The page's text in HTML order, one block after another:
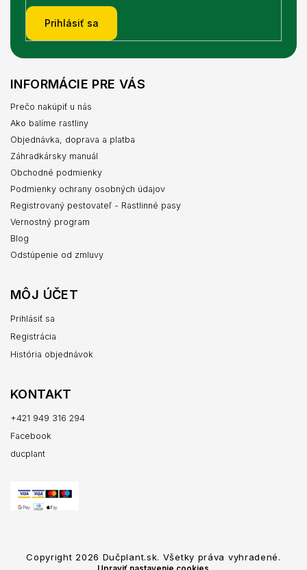
Prihlásiť sa
INFORMÁCIE PRE VÁS
Prečo nakúpiť u nás
Ako balíme rastliny
Objednávka, doprava a platba
Záhradkársky manuál
Obchodné podmienky
Podmienky ochrany osobných údajov
Registrovaný pestovateľ - Rastlinné pasy
Vernostný program
Blog
Odstúpenie od zmluvy
MÔJ ÚČET
Prihlásiť sa
Registrácia
História objednávok
KONTAKT
+421 949 316 294
Facebook
ducplant
Copyright 2026 Dučplant.sk. Všetky práva vyhradené.